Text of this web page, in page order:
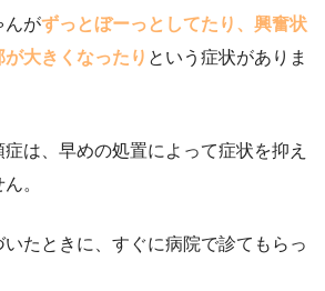
んがずっとぼーっとしてたり、興奮状
大きくなったり という症状がありま
は、早めの処置によって症状を抑え
。
たときに、すぐに病院で診てもらっ